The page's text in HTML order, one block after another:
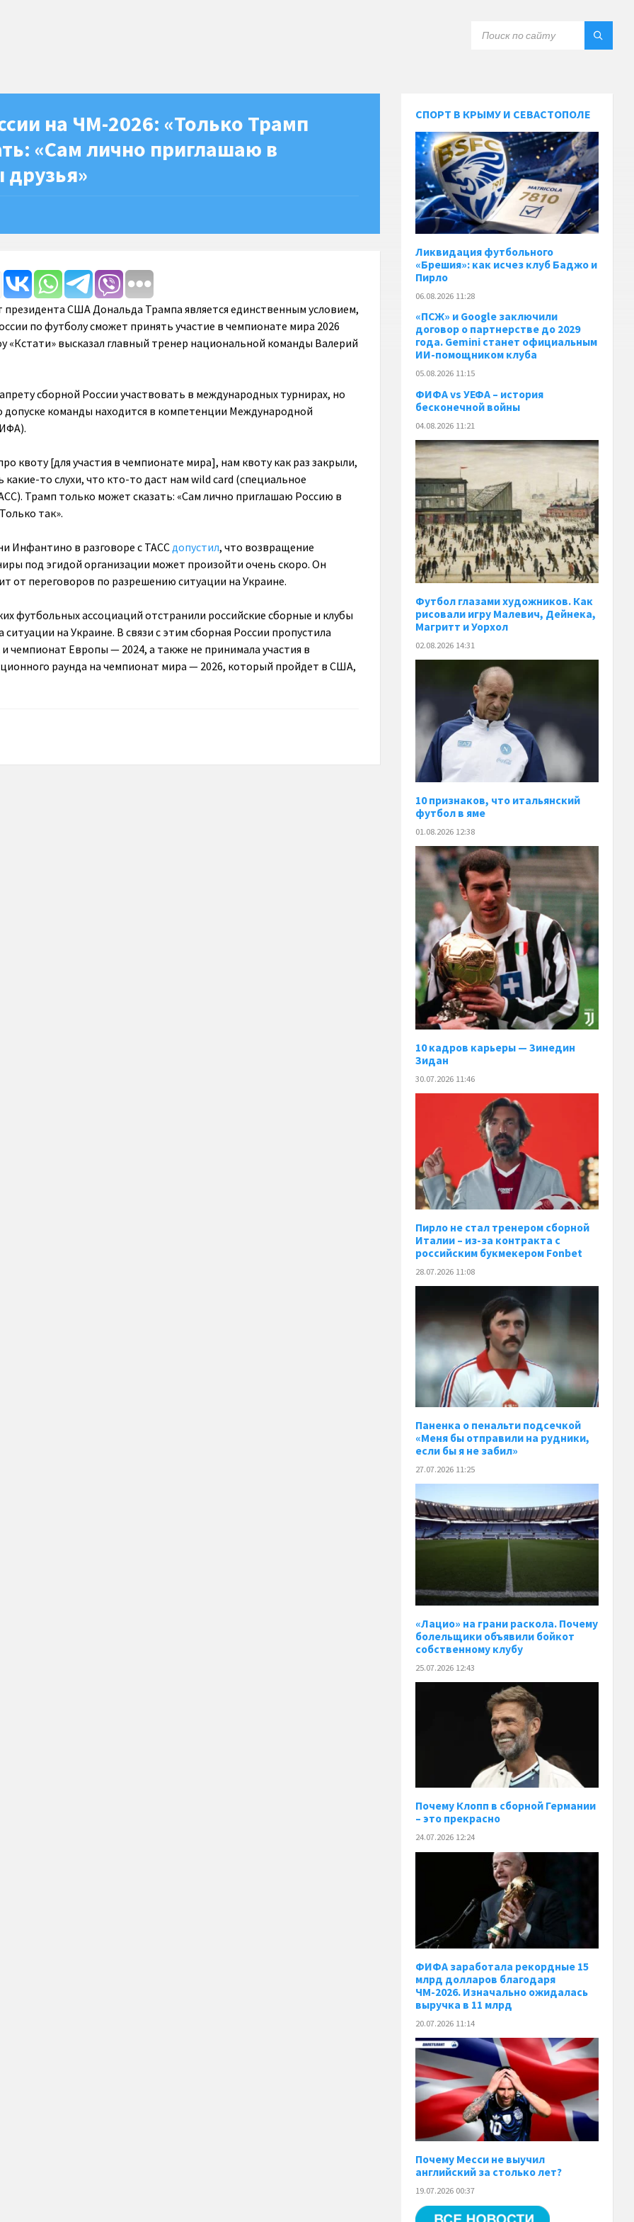
на ЧМ-2026: «Только Трамп
«Сам лично приглашаю в
США Дональда Трампа является единственным условием,
по футболу сможет принять участие в чемпионате мира 2026
«Кстати» высказал главный тренер национальной команды Валерий
сборной России участвовать в международных турнирах, но
команды находится в компетенции Международной
квоту [для участия в чемпионате мира], нам квоту как раз закрыли,
то слухи, что кто-то даст нам wild card (специальное
Трамп только может сказать: «Сам лично приглашаю Россию в
так».
Инфантино в разговоре с ТАССдопустил, что возвращение
под эгидой организации может произойти очень скоро. Он
от переговоров по разрешению ситуации на Украине.
футбольных ассоциаций отстранили российские сборные и клубы
ситуации на Украине. В связи с этим сборная России пропустила
чемпионат Европы — 2024, а также не принимала участия в
раунда на чемпионат мира — 2026, который пройдет в США,
СПОРТ В КРЫМУ И СЕВАСТОПОЛЕ
Ликвидация футбольного
«Брешия»: как исчез клуб Баджо и
Пирло
06.08.2026 11:28
«ПСЖ» и Google заключили
договор о партнерстве до 2029
года. Gemini станет официальным
ИИ-помощником клуба
05.08.2026 11:15
ФИФА vs УЕФА – история
бесконечной войны
04.08.2026 11:21
Футбол глазами художников. Как
рисовали игру Малевич, Дейнека,
Магритт и Уорхол
02.08.2026 14:31
10 признаков, что итальянский
футбол в яме
01.08.2026 12:38
10 кадров карьеры — Зинедин
Зидан
30.07.2026 11:46
Пирло не стал тренером сборной
Италии – из-за контракта с
российским букмекером Fonbet
28.07.2026 11:08
Паненка o пенальти подсечкой
«Меня бы отправили на рудники,
если бы я не забил»
27.07.2026 11:25
«Лацио» на грани раскола. Почему
болельщики объявили бойкот
собственному клубу
25.07.2026 12:43
Почему Клопп в сборной Германии
– это прекрасно
24.07.2026 12:24
ФИФА заработала рекордные 15
млрд долларов благодаря
ЧМ-2026. Изначально ожидалась
выручка в 11 млрд
20.07.2026 11:14
Почему Месси не выучил
английский за столько лет?
19.07.2026 00:37